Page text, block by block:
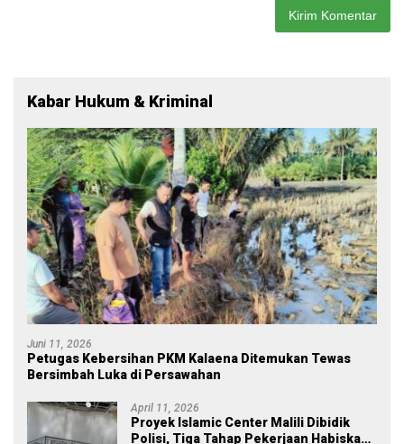
Kabar Hukum & Kriminal
Juni 11, 2026
Petugas Kebersihan PKM Kalaena Ditemukan Tewas
Bersimbah Luka di Persawahan
April 11, 2026
Proyek Islamic Center Malili Dibidik
Polisi, Tiga Tahap Pekerjaan Habiskan